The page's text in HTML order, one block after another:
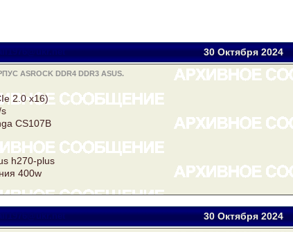
30 Октября2024
ASROCK DDR4 DDR3 ASUS.
2.0 x16)
CS107B
h270-plus
400w
30 Октября2024